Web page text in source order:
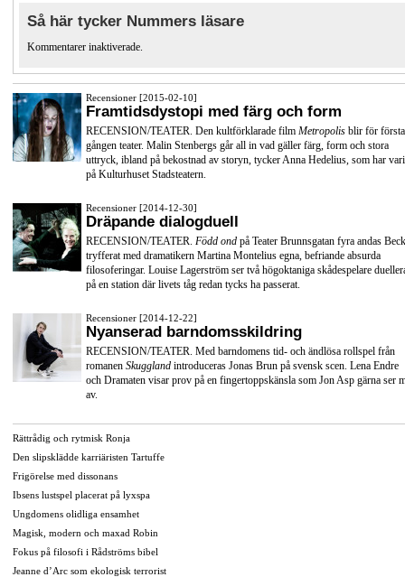
Så här tycker Nummers läsare
Kommentarer inaktiverade.
Recensioner [2015-02-10]
Framtidsdystopi med färg och form
RECENSION/TEATER. Den kultförklarade film Metropolis blir för första
gången teater. Malin Stenbergs går all in vad gäller färg, form och stora
uttryck, ibland på bekostnad av storyn, tycker Anna Hedelius, som har
på Kulturhuset Stadsteatern.
Recensioner [2014-12-30]
Dräpande dialogduell
RECENSION/TEATER. Född ond på Teater Brunnsgatan fyra andas
tryfferat med dramatikern Martina Montelius egna, befriande absurda
filosoferingar. Louise Lagerström ser två högoktaniga skådespelare
på en station där livets tåg redan tycks ha passerat.
Recensioner [2014-12-22]
Nyanserad barndomsskildring
RECENSION/TEATER. Med barndomens tid- och ändlösa rollspel från
romanen Skuggland introduceras Jonas Brun på svensk scen. Lena Endre
och Dramaten visar prov på en fingertoppskänsla som Jon Asp gärna ser
av.
Rättrådig och rytmisk Ronja
Den slipsklädde karriäristen Tartuffe
Frigörelse med dissonans
Ibsens lustspel placerat på lyxspa
Ungdomens olidliga ensamhet
Magisk, modern och maxad Robin
Fokus på filosofi i Rådströms bibel
Jeanne d’Arc som ekologisk terrorist